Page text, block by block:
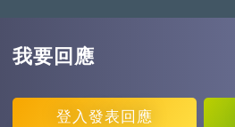
我要回應
登入 發表回應